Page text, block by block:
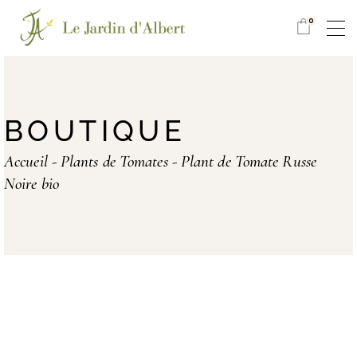
0
BOUTIQUE
Accueil Plants de Tomates
Plant de Tomate Russe
Noire bio